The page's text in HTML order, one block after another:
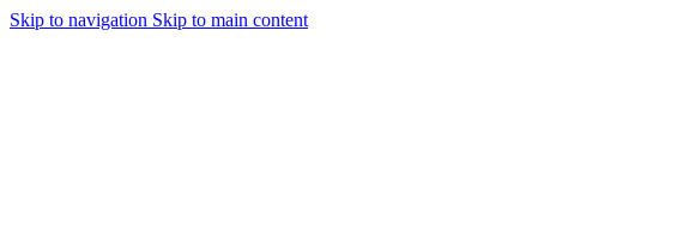
Skip to navigation Skip to main content